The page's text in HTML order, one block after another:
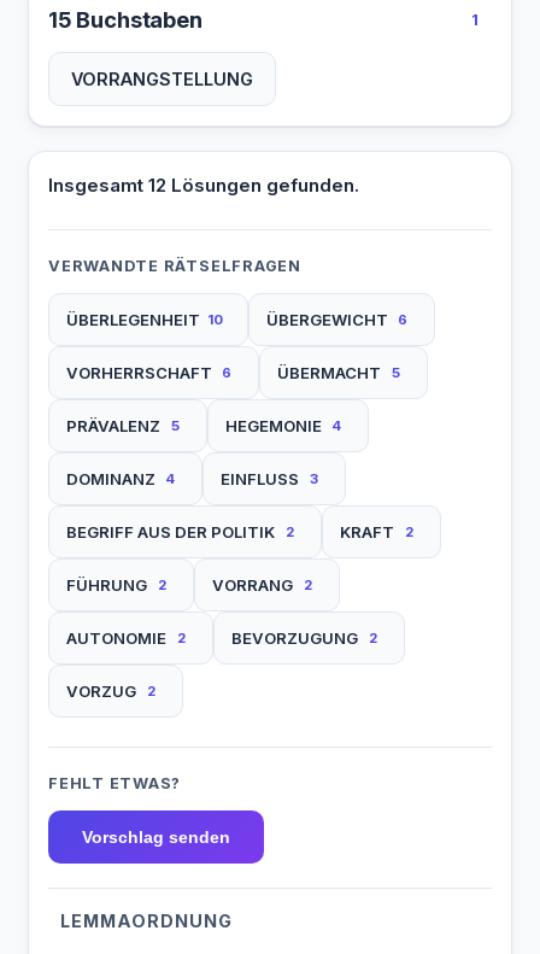
15 Buchstaben 1
VORRANGSTELLUNG
Insgesamt 12 Lösungen gefunden.
VERWANDTE RÄTSELFRAGEN
ÜBERLEGENHEIT 10 ÜBERGEWICHT 6
VORHERRSCHAFT 6 ÜBERMACHT 5
PRÄVALENZ 5 HEGEMONIE 4
DOMINANZ 4 EINFLUSS 3
BEGRIFF AUS DER POLITIK 2 KRAFT 2
FÜHRUNG 2 VORRANG 2
AUTONOMIE 2 BEVORZUGUNG 2
VORZUG 2
FEHLT ETWAS?
Vorschlag senden
LEMMAORDNUNG